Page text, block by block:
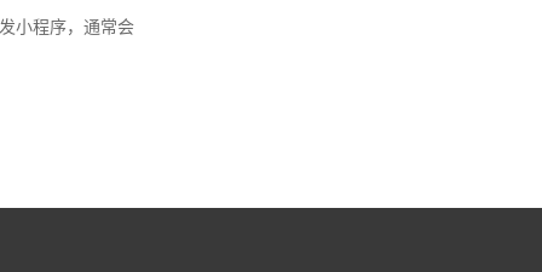
小程序，通常会